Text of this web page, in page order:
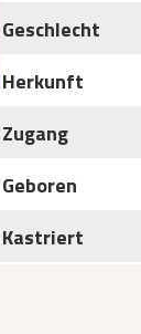
Geschlecht
Herkunft
Zugang
Geboren
Kastriert